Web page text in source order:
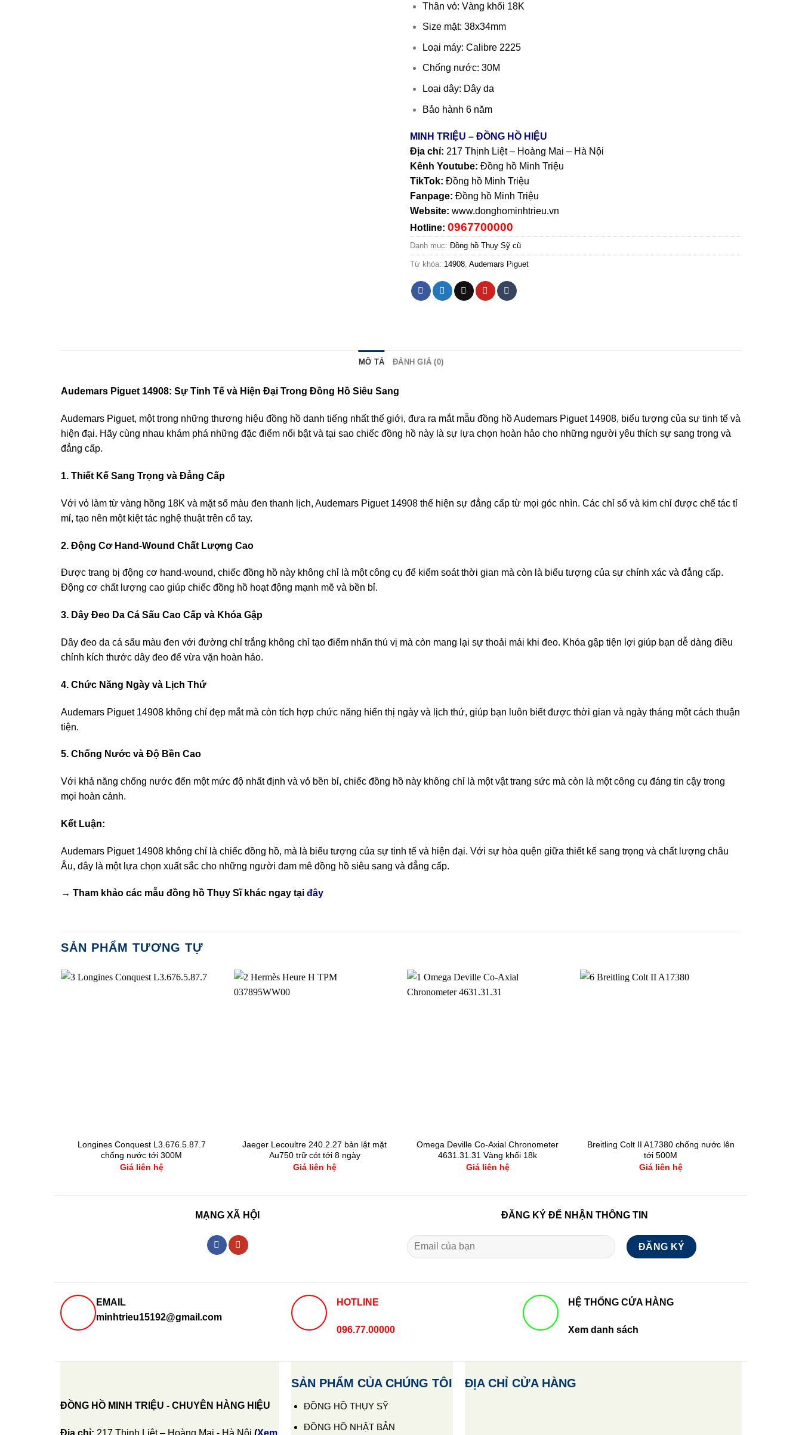
Thân vỏ: Vàng khối 18K
Size mặt: 38x34mm
Loại máy: Calibre 2225
Chống nước: 30M
Loại dây: Dây da
Bảo hành 6 năm
MINH TRIỆU – ĐỒNG HỒ HIỆU
Địa chỉ: 217 Thịnh Liệt – Hoàng Mai – Hà Nội
Kênh Youtube: Đồng hồ Minh Triệu
TikTok: Đồng hồ Minh Triệu
Fanpage: Đồng hồ Minh Triệu
Website: www.donghominhtrieu.vn
Hotline: 0967700000
Danh mục: Đồng hồ Thụy Sỹ cũ
Từ khóa: 14908, Audemars Piguet
MÔ TẢ ĐÁNH GIÁ (0)
Audemars Piguet 14908: Sự Tinh Tế và Hiện Đại Trong Đồng Hồ Siêu Sang
Audemars Piguet, một trong những thương hiệu đồng hồ danh tiếng nhất thế giới, đưa ra mắt mẫu đồng hồ Audemars Piguet 14908, biểu tượng của sự tinh tế và
hiện đại. Hãy cùng nhau khám phá những đặc điểm nổi bật và tại sao chiếc đồng hồ này là sự lựa chọn hoàn hảo cho những người yêu thích sự sang trọng và
đẳng cấp.
1. Thiết Kế Sang Trọng và Đẳng Cấp
Với vỏ làm từ vàng hồng 18K và mặt số màu đen thanh lịch, Audemars Piguet 14908 thể hiện sự đẳng cấp từ mọi góc nhìn. Các chỉ số và kim chỉ được chế tác tỉ
mỉ, tạo nên một kiệt tác nghệ thuật trên cổ tay.
2. Động Cơ Hand-Wound Chất Lượng Cao
Được trang bị động cơ hand-wound, chiếc đồng hồ này không chỉ là một công cụ để kiểm soát thời gian mà còn là biểu tượng của sự chính xác và đẳng cấp.
Động cơ chất lượng cao giúp chiếc đồng hồ hoạt động mạnh mẽ và bền bỉ.
3. Dây Đeo Da Cá Sấu Cao Cấp và Khóa Gập
Dây đeo da cá sấu màu đen với đường chỉ trắng không chỉ tạo điểm nhấn thú vị mà còn mang lại sự thoải mái khi đeo. Khóa gập tiện lợi giúp bạn dễ dàng điều
chỉnh kích thước dây đeo để vừa vặn hoàn hảo.
4. Chức Năng Ngày và Lịch Thứ
Audemars Piguet 14908 không chỉ đẹp mắt mà còn tích hợp chức năng hiển thị ngày và lịch thứ, giúp bạn luôn biết được thời gian và ngày tháng một cách thuận
tiện.
5. Chống Nước và Độ Bền Cao
Với khả năng chống nước đến một mức độ nhất định và vỏ bền bỉ, chiếc đồng hồ này không chỉ là một vật trang sức mà còn là một công cụ đáng tin cậy trong
mọi hoàn cảnh.
Kết Luận:
Audemars Piguet 14908 không chỉ là chiếc đồng hồ, mà là biểu tượng của sự tinh tế và hiện đại. Với sự hòa quện giữa thiết kế sang trọng và chất lượng châu
Âu, đây là một lựa chọn xuất sắc cho những người đam mê đồng hồ siêu sang và đẳng cấp.
→ Tham khảo các mẫu đồng hồ Thụy Sĩkhác ngay tại đây
SẢN PHẨM TƯƠNG TỰ
Longines Conquest L3.676.5.87.7
chống nước tới 300M
Giá liên hệ
Jaeger Lecoultre 240.2.27 bản lật mặt
Au750 trữ cót tới 8 ngày
Giá liên hệ
Omega Deville Co-Axial Chronometer
4631.31.31 Vàng khối 18k
Giá liên hệ
Breitling Colt II A17380 chống nước lên
tới 500M
Giá liên hệ
MẠNG XÃ HỘI ĐĂNG KÝ ĐỂ NHẬN THÔNG TIN
EMAIL
minhtrieu15192@gmail.com
HOTLINE
096.77.00000
HỆ THỐNG CỬA HÀNG
Xem danh sách
ĐỒNG HỒ MINH TRIỆU - CHUYÊN HÀNG HIỆU
SẢN PHẨM CỦA CHÚNG TÔI
ĐỒNG HỒ THỤY SỸ
ĐỒNG HỒ NHẬT BẢN
ĐỊA CHỈ CỬA HÀNG